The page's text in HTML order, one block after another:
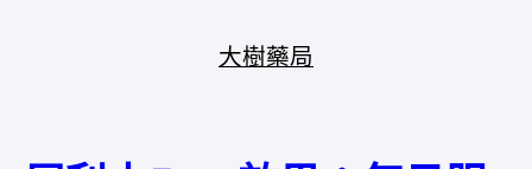
大樹藥局